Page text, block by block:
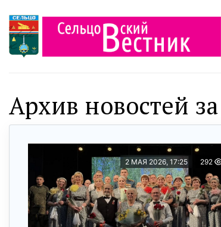
Архив новостей
2 МАЯ 2026, 17:25 292